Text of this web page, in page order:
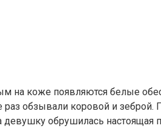
на коже появляются белые
обзывали коровой и зеброй.
обрушилась настоящая